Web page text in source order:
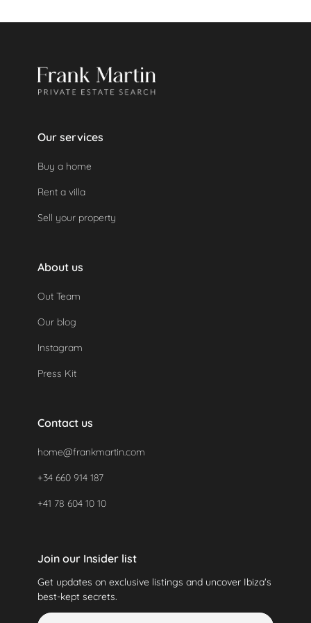
Eine geleistete Kaution wird automatisch
Our services
Buy a home
Rent a villa
Sell your property
About us
Out Team
Our blog
Instagram
Press Kit
Contact us
home@frankmartin.com
+34 660 914 187
+41 78 604 10 10
Join our Insider list
Get updates on exclusive listings and uncover Ibiza's
best-kept secrets.